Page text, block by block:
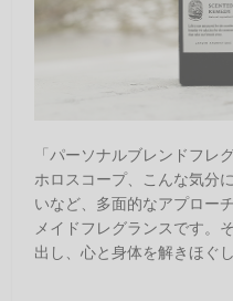
「パーソナルブレンドフレ
ホロスコープ、こんな気分
いなど、多面的なアプロー
メイドフレグランスです。
出し、心と身体を解きほぐし